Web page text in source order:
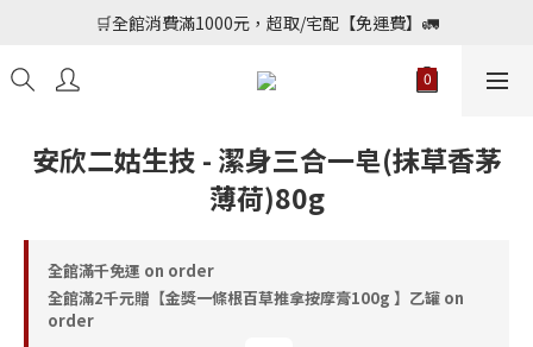
📢加入會員送購物金$150，勾選優惠通知不定期會員專屬好康
🛒全館消費滿1000元，超取/宅配【免運費】🚛
📢加入會員送購物金$150，勾選優惠通知不定期會員專屬好康
安欣二姑生技 - 潔身三合一皂(抹草香茅
薄荷)80g
全館滿千免運 on order
全館滿2千元贈【金獎一條根百草推拿按摩膏100g 】乙罐 on
order